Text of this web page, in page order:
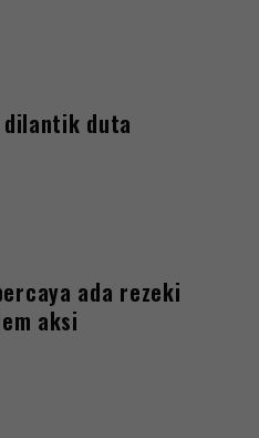
dilantik duta
ada rezeki
aksi